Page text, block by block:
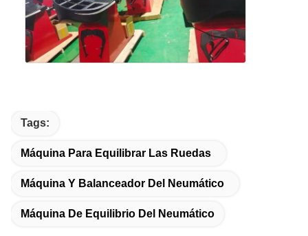
Tags:
Máquina Para Equilibrar Las Ruedas
Máquina Y Balanceador Del Neumático
Máquina De Equilibrio Del Neumático